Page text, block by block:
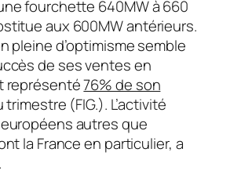
fourchette 640MW à 660
aux 600MW antérieurs.
pleine d’optimisme semble
de ses ventes en
représenté76% de son
trimestre (FIG.). L’activité
autres que
la France en particulier, a